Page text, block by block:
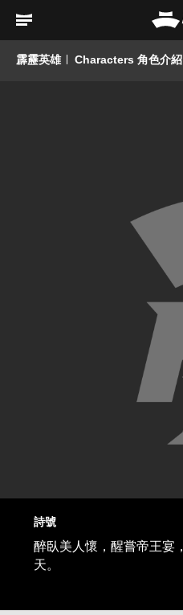
霹靂英雄 Characters 角色介紹
詩號
醉臥美人懷，醒嘗帝王宴
天。